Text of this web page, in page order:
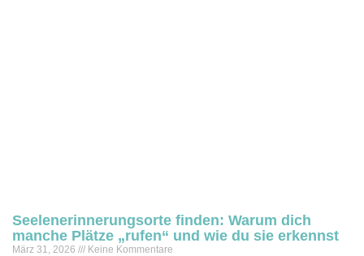
Seelenerinnerungsorte finden: Warum dich
manche Plätze „rufen“ und wie du sie erkennst
März 31, 2026 Keine Kommentare